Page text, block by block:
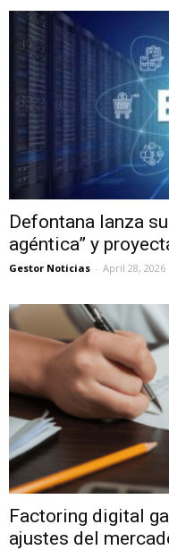
Defontana lanza
agéntica” y
Gestor Noticias - April 28, 2026
Factoring digital
ajustes del